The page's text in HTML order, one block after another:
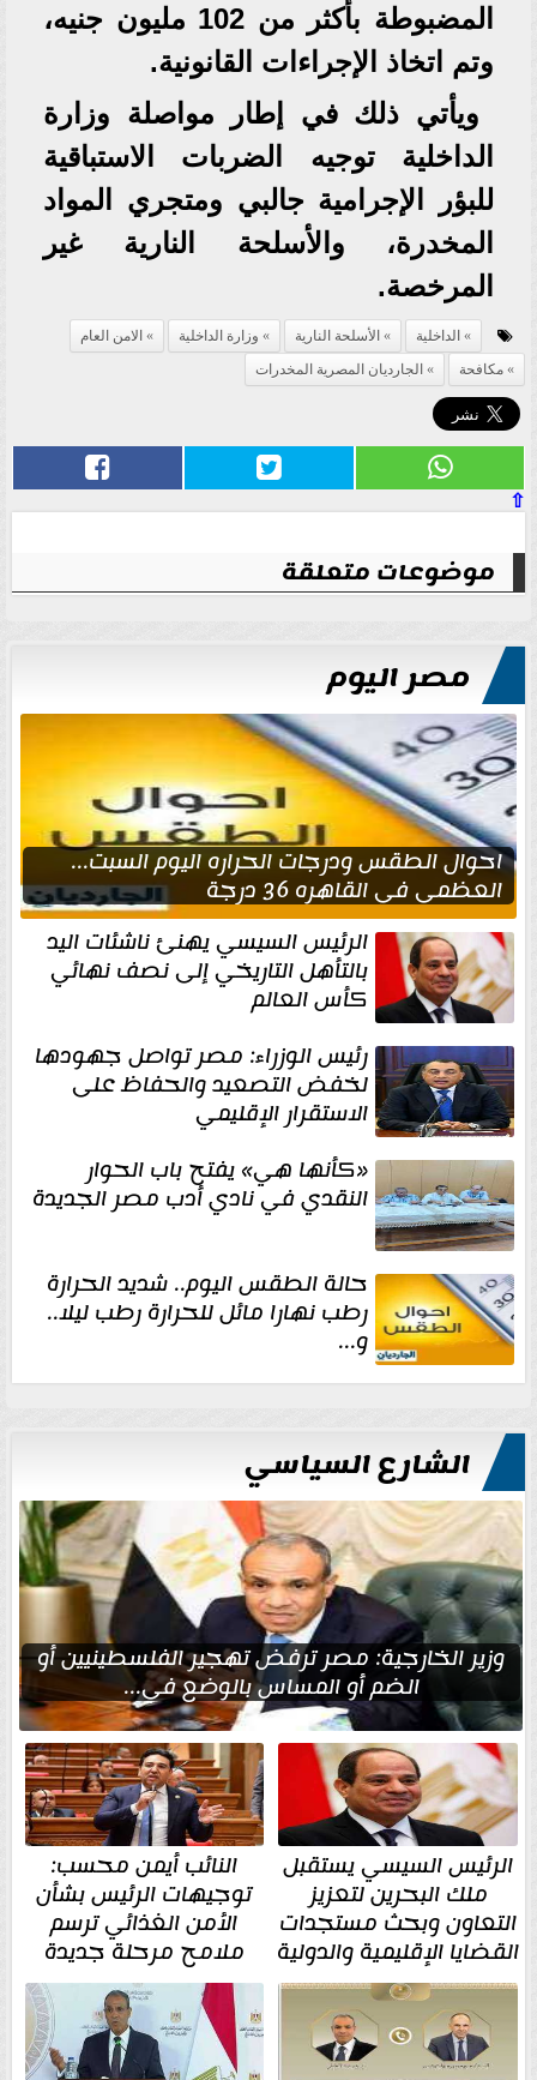
المضبوطة بأكثر من 102 مليون جنيه،
وتم اتخاذ الإجراءات القانونية.
ويأتي ذلك في إطار مواصلة وزارة
الداخلية توجيه الضربات الاستباقية
للبؤر الإجرامية جالبي ومتجري المواد
المخدرة، والأسلحة النارية غير
المرخصة.
الداخلية الأسلحة النارية وزارة الداخلية
الامن العام
مكافحة
الجارديان المصرية المخدرات
⇧
موضوعات متعلقة
مصر اليوم
احوال الطقس ودرجات الحراره اليوم السبت...
العظمى في القاهره 36 درجة
الرئيس السيسي يهنئ ناشئات اليد
بالتأهل التاريخي إلى نصف نهائي
كأس العالم
رئيس الوزراء: مصر تواصل جهودها
لخفض التصعيد والحفاظ على
الاستقرار الإقليمي
«كأنها هي» يفتح باب الحوار
النقدي في نادي أدب مصر الجديدة
حالة الطقس اليوم.. شديد الحرارة
رطب نهارا مائل للحرارة رطب ليلا..
و...
الشارع السياسي
وزير الخارجية: مصر ترفض تهجير الفلسطينيين أو
الضم أو المساس بالوضع في...
الرئيس السيسي يستقبل
ملك البحرين لتعزيز
التعاون وبحث مستجدات
القضايا الإقليمية والدولية
النائب أيمن محسب:
توجيهات الرئيس بشأن
الأمن الغذائي ترسم
ملامح مرحلة جديدة